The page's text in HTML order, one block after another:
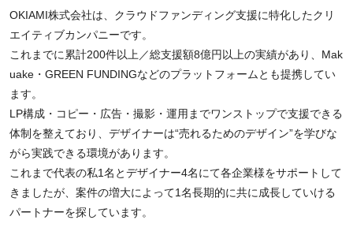
OKIAMI株式会社は、クラウドファンディング支援に特化したクリ
エイティブカンパニーです。
これまでに累計200件以上／総支援額8億円以上の実績があり、Mak
uake・GREEN FUNDINGなどのプラットフォームとも提携してい
ます。
LP構成・コピー・広告・撮影・運用までワンストップで支援できる
体制を整えており、デザイナーは“売れるためのデザイン”を学びな
がら実践できる環境があります。
これまで代表の私1名とデザイナー4名にて各企業様をサポートして
きましたが、案件の増大によって1名長期的に共に成長していける
パートナーを探しています。